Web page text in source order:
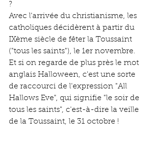
?
Avec l'arrivée du christianisme, les
catholiques décidèrent à partir du
IXème siècle de fêter la Toussaint
("tous les saints"), le 1er novembre.
Et si on regarde de plus près le mot
anglais Halloween, c'est une sorte
de raccourci de l'expression "All
Hallows Eve", qui signifie "le soir de
tous les saints", c'est-à-dire la veille
de la Toussaint, le 31 octobre !